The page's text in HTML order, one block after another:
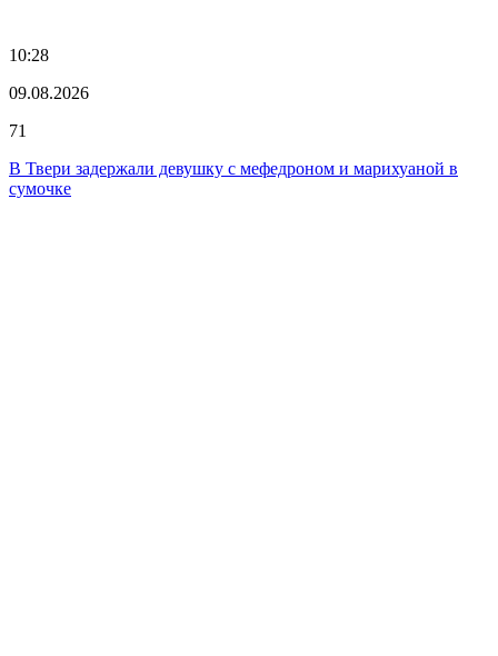
10:28
09.08.2026
71
В Твери задержали девушку с мефедроном и марихуаной в
сумочке